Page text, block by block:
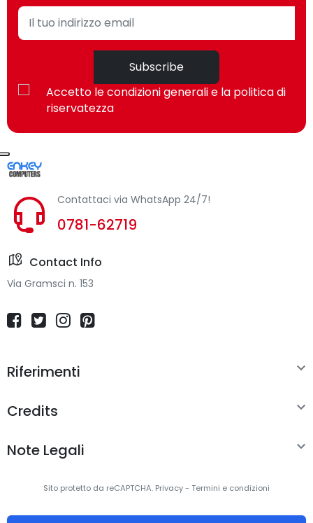
Subscribe
Accetto le condizioni generali e la politica di
riservatezza
Contattaci via WhatsApp 24/7!
0781-62719
Contact Info
Via Gramsci n. 153
Riferimenti 
Credits 
Note Legali 
Sito protetto da reCAPTCHA. Privacy- Termini e condizioni